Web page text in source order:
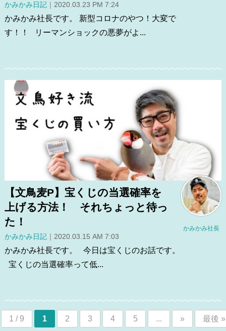
かみかみ日記｜2020.03.23 PM 7:24
かみかみ社長です。 新型コロナのやつ！大変で
す！！ リーマンショックの悪夢がよ...
【文鳥麦P】宝くじの当選確率を
上げる方法！ それちょっと待っ
た！
かみかみ日記｜2020.03.15 AM 7:03
かみかみ社長です。 今日は宝くじのお話です。
宝くじの当選確率って低...
かみかみ社長
1 / 9 1 2 3 4 5 ... » 最後 »